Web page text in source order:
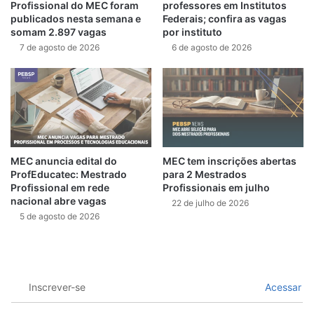
Profissional do MEC foram
publicados nesta semana e
somam 2.897 vagas
7 de agosto de 2026
professores em Institutos
Federais; confira as vagas
por instituto
6 de agosto de 2026
MEC anuncia edital do
ProfEducatec: Mestrado
Profissional em rede
nacional abre vagas
5 de agosto de 2026
MEC tem inscrições abertas
para 2 Mestrados
Profissionais em julho
22 de julho de 2026
Inscrever-se Acessar